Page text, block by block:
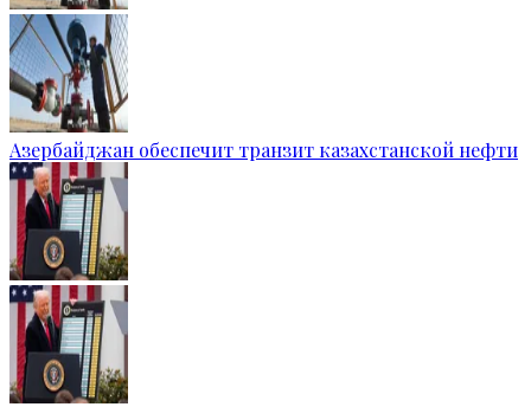
Азербайджан обеспечит транзит казахстанской нефти